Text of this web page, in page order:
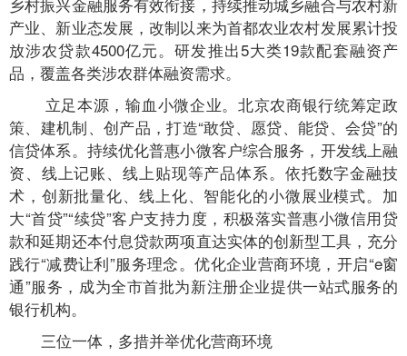
产业、新业态发展，改制以来为首都农业农村发展累计投
放涉农贷款4500亿元。研发推出5大类19款配套融资产
品，覆盖各类涉农群体融资需求。
立足本源，输血小微企业。北京农商银行统筹定政
策、建机制、创产品，打造“敢贷、愿贷、能贷、会贷”的
信贷体系。持续优化普惠小微客户综合服务，开发线上融
资、线上记账、线上贴现等产品体系。依托数字金融技
术，创新批量化、线上化、智能化的小微展业模式。加
大“首贷”“续贷”客户支持力度，积极落实普惠小微信用贷
款和延期还本付息贷款两项直达实体的创新型工具，充分
践行“减费让利”服务理念。优化企业营商环境，开启“e窗
通”服务，成为全市首批为新注册企业提供一站式服务的
银行机构。
三位一体，多措并举优化营商环境